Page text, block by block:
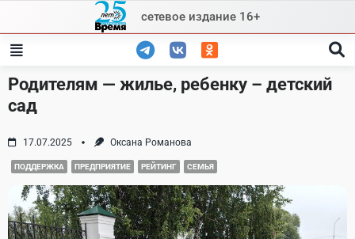
content
сетевое издание 16+
Родителям — жилье, ребенку – детский
сад
17.07.2025 Оксана Романова
ПОДДЕРЖКА ПРЕДПРИЯТИЕ РЕЙТИНГ СЕМЬЯ